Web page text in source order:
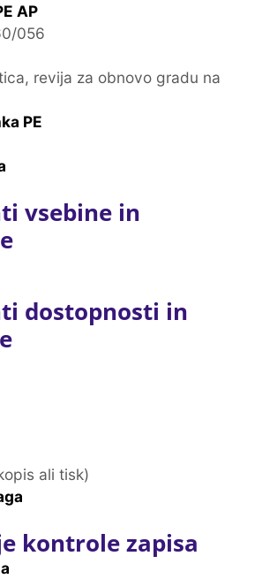
AP
056
revija za obnovo gradu na
PE
vsebine in
dostopnosti in
ali tisk)
kontrole zapisa